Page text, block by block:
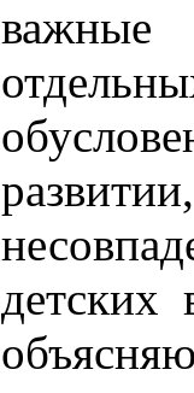
детских